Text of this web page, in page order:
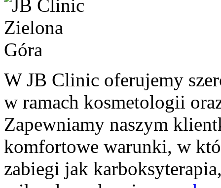
W JB Clinic oferujemy
w ramach kosmetologii
Zapewniamy naszym
komfortowe warunki, w
zabiegi jak